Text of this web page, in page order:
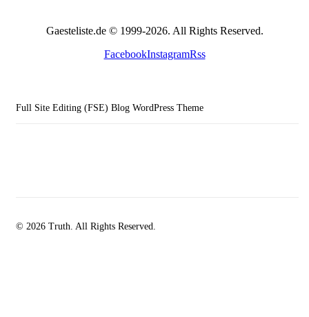
Gaesteliste.de © 1999-2026. All Rights Reserved.
FacebookInstagramRss
Full Site Editing (FSE) Blog WordPress Theme
© 2026 Truth. All Rights Reserved.